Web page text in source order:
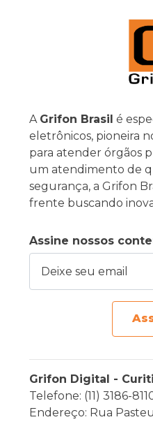
A Grifon Brasil é
eletrônicos, pioneira
para atender órgãos
um atendimento de
segurança, a Grifon
frente buscando
Assine nossos
Grifon Digital -
Telefone: (11) 3186-
Endereço: Rua